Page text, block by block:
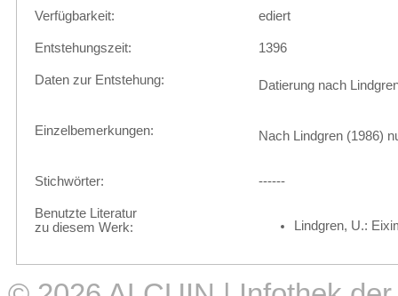
Verfügbarkeit: ediert
Entstehungszeit: 1396
Daten zur Entstehung: Datierung nach
Einzelbemerkungen: Nach Lindgren (1986)
Stichwörter: ------
Benutzte Literatur
zu diesem Werk:
Lindgren, U.: